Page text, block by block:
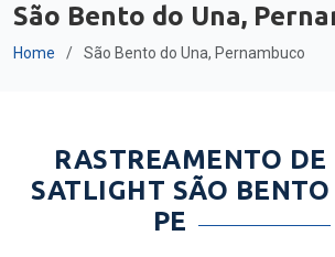
São Bento do Una,
Home São Bento do Una, Pernambuco
RASTREAMENTO DE
SATLIGHT SÃO
PE